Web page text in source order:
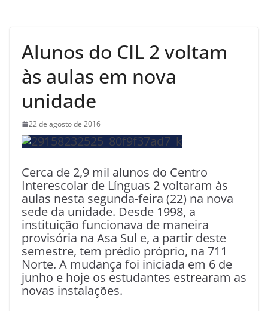
Alunos do CIL 2 voltam
às aulas em nova
unidade
22 de agosto de 2016
Cerca de 2,9 mil alunos do Centro
Interescolar de Línguas 2 voltaram às
aulas nesta segunda-feira (22) na nova
sede da unidade. Desde 1998, a
instituição funcionava de maneira
provisória na Asa Sul e, a partir deste
semestre, tem prédio próprio, na 711
Norte. A mudança foi iniciada em 6 de
junho e hoje os estudantes estrearam as
novas instalações.